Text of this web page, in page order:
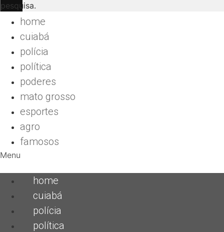
pesquisa.
home
cuiabá
polícia
política
poderes
mato grosso
esportes
agro
famosos
Menu
home
cuiabá
polícia
política